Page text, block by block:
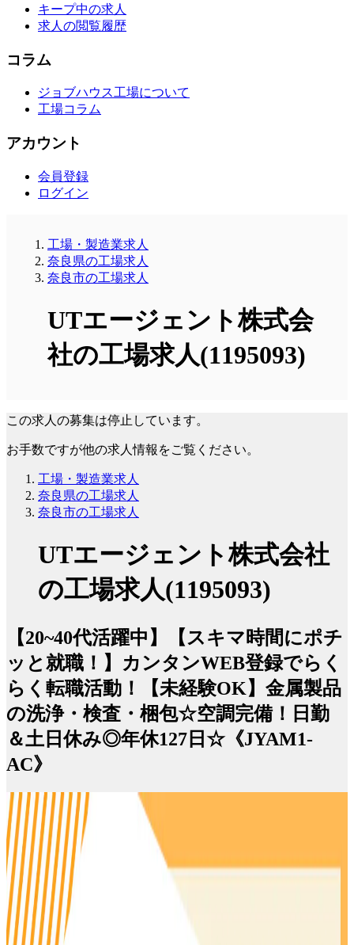
キープ中の求人
求人の閲覧履歴
コラム
ジョブハウス工場について
工場コラム
アカウント
会員登録
ログイン
工場・製造業求人
奈良県の工場求人
奈良市の工場求人
UTエージェント株式会
社の工場求人(1195093)
この求人の募集は停止しています。
お手数ですが他の求人情報をご覧ください。
工場・製造業求人
奈良県の工場求人
奈良市の工場求人
UTエージェント株式会社
の工場求人(1195093)
【20~40代活躍中】【スキマ時間にポチ
ッと就職！】カンタンWEB登録でらく
らく転職活動！【未経験OK】金属製品
の洗浄・検査・梱包☆空調完備！日勤
＆土日休み◎年休127日☆《JYAM1-
AC》